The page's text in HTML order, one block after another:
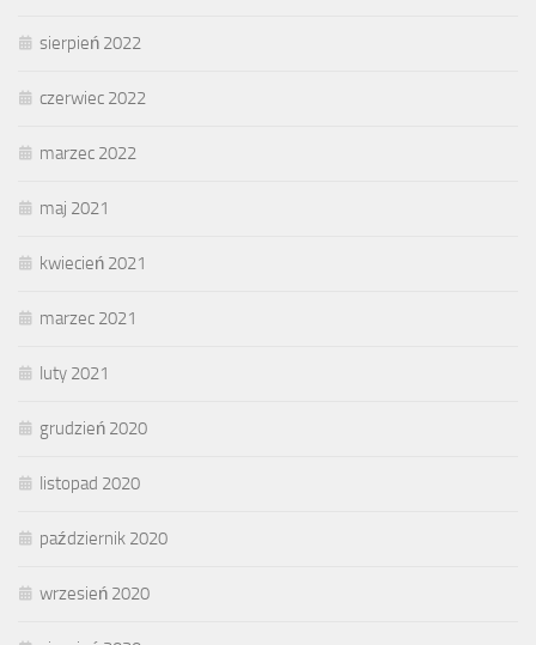
sierpień 2022
czerwiec 2022
marzec 2022
maj 2021
kwiecień 2021
marzec 2021
luty 2021
grudzień 2020
listopad 2020
październik 2020
wrzesień 2020